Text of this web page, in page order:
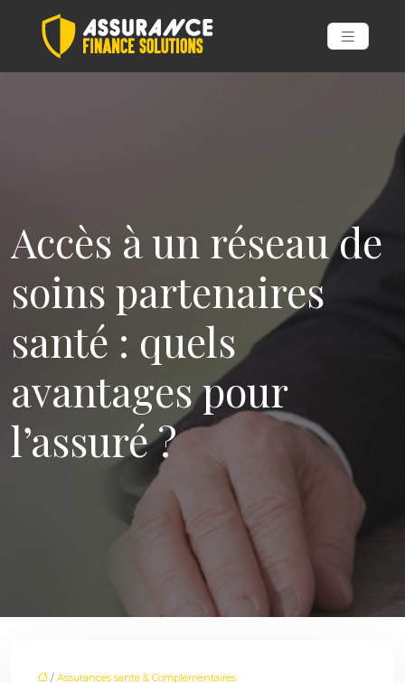
Accès à un réseau de
soins partenaires
santé : quels
avantages pour
l’assuré ?
/ Assurances santé & Complémentaires